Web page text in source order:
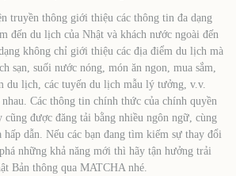
truyền thông giới thiệu các thông tin đa dạng
đến du lịch của Nhật và khách nước ngoài đến
không chỉ giới thiệu các địa điểm du lịch mà
sạn, suối nước nóng, món ăn ngon, mua sắm,
du lịch, các tuyến du lịch mẫu lý tưởng, v.v.
Các thông tin chính thức của chính quyền
cũng được đăng tải bằng nhiều ngôn ngữ, cùng
dẫn. Nếu các bạn đang tìm kiếm sự thay đổi
những khả năng mới thì hãy tận hưởng trải
Bản thông qua MATCHA nhé.